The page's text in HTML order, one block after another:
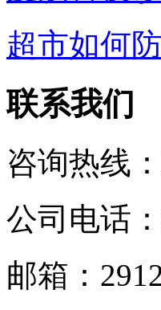
超市如何
联系我们
咨询热线
公司电话
邮箱：